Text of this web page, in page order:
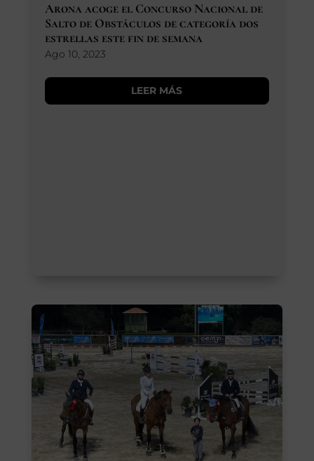
Arona acoge el Concurso Nacional de
Salto de Obstáculos de categoría dos
estrellas este fin de semana
Ago 10, 2023
LEER MÁS